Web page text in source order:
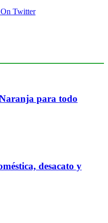
para todo
desacato y